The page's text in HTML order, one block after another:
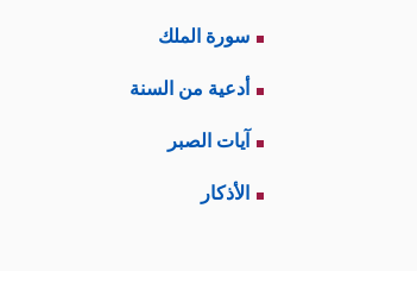
سورة الملك
أدعية من السنة
آيات الصبر
الأذكار